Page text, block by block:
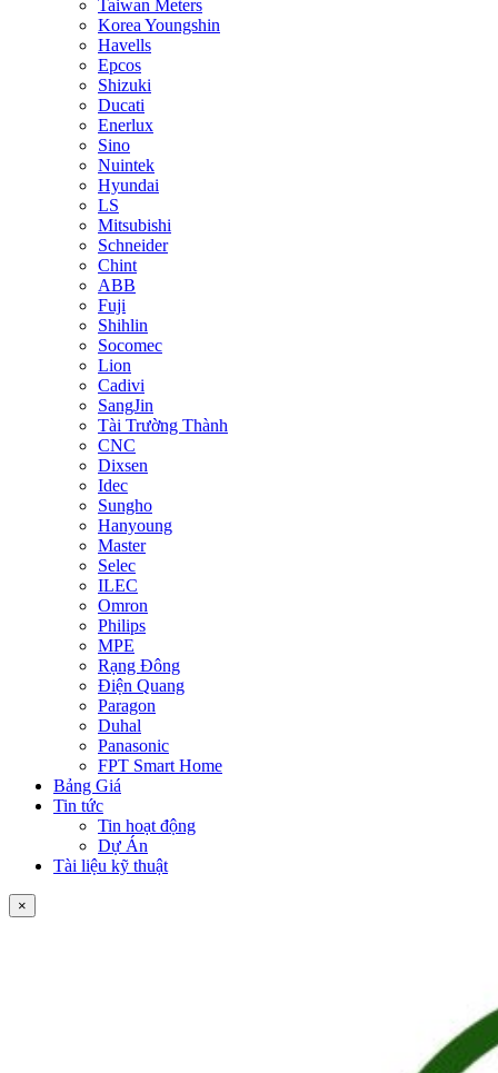
Taiwan Meters
Korea Youngshin
Havells
Epcos
Shizuki
Ducati
Enerlux
Sino
Nuintek
Hyundai
LS
Mitsubishi
Schneider
Chint
ABB
Fuji
Shihlin
Socomec
Lion
Cadivi
SangJin
Tài Trường Thành
CNC
Dixsen
Idec
Sungho
Hanyoung
Master
Selec
ILEC
Omron
Philips
MPE
Rạng Đông
Điện Quang
Paragon
Duhal
Panasonic
FPT Smart Home
Bảng Giá
Tin tức
Tin hoạt động
Dự Án
Tài liệu kỹ thuật
×